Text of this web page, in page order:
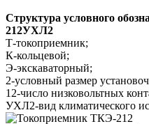
Структура условного
212УХЛ2
Т-токоприемник;
К-кольцевой;
Э-экскаваторный;
2-условный размер
12-число низковольтных
УХЛ2-вид климатического